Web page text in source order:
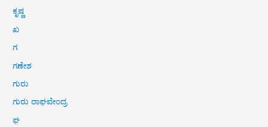
ಕೃಷ್ಣ
ಖ
ಗ
ಗಣೇಶ
ಗುರು
ಗುರು ರಾಘವೇಂದ್ರ
ಘ